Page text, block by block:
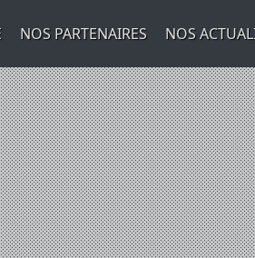
NOS PARTENAIRES NOS